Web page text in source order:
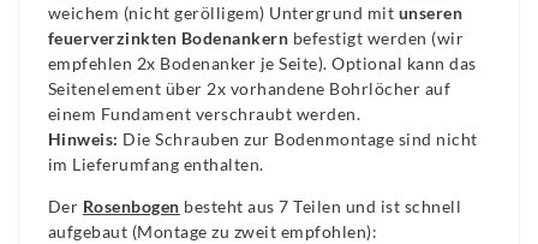
weichem (nicht gerölligem) Untergrund mit unseren
feuerverzinkten Bodenankern befestigt werden (wir
empfehlen 2x Bodenanker je Seite). Optional kann das
Seitenelement über 2x vorhandene Bohrlöcher auf
einem Fundament verschraubt werden.
Hinweis: Die Schrauben zur Bodenmontage sind nicht
im Lieferumfang enthalten.
Der Rosenbogen besteht aus 7 Teilen und ist schnell
aufgebaut (Montage zu zweit empfohlen):